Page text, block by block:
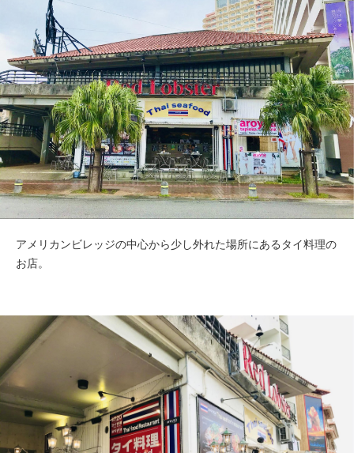
アメリカンビレッジの中心から少し外れた場所にあるタイ料理の
お店。